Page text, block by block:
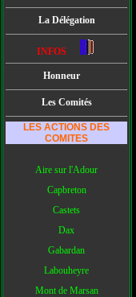
La Délégation
INFOS
Honneur
Les Comités
LES ACTIONS DES
COMITES
Aire sur l'Adour
Capbreton
Castets
Dax
Gabardan
Labouheyre
Mont de Marsan